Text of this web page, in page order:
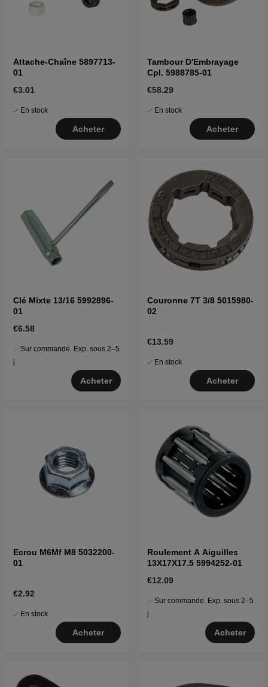
Attache-Chaîne 5897713-
01
€3.01
En stock
Acheter
Tambour D'Embrayage
Cpl. 5988785-01
€58.29
En stock
Acheter
Clé Mixte 13/16 5992896-
01
€6.58
Sur commande. Exp. sous 2–5
j
Acheter
Couronne 7T 3/8 5015980-
02
€13.59
En stock
Acheter
Ecrou M6Mf M8 5032200-
01
€2.92
En stock
Acheter
Roulement A Aiguilles
13X17X17.5 5994252-01
€12.09
Sur commande. Exp. sous 2–5
j
Acheter